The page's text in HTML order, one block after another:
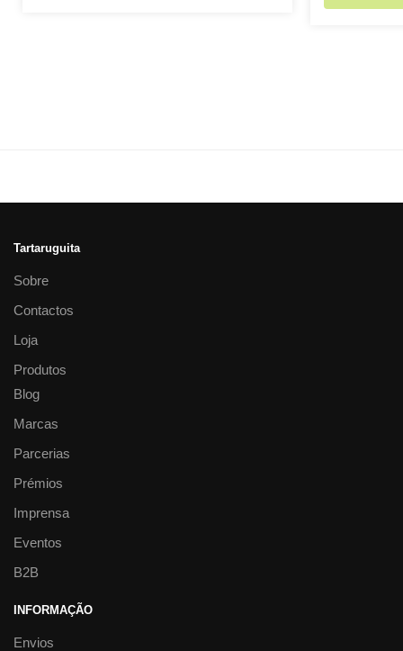
Tartaruguita
Sobre
Contactos
Loja
Produtos
Blog
Marcas
Parcerias
Prémios
Imprensa
Eventos
B2B
INFORMAÇÃO
Envios